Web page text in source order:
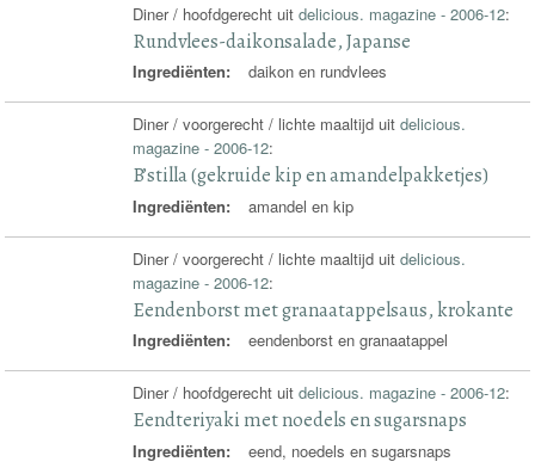
Diner / hoofdgerecht uitdelicious. magazine - 2006-12:
Rundvlees-daikonsalade, Japanse
Ingrediënten: daikon en rundvlees
Diner / voorgerecht / lichte maaltijd uitdelicious.
magazine - 2006-12:
B’stilla (gekruide kip en amandelpakketjes)
Ingrediënten: amandel en kip
Diner / voorgerecht / lichte maaltijd uitdelicious.
magazine - 2006-12:
Eendenborst met granaatappelsaus, krokante
Ingrediënten: eendenborst en granaatappel
Diner / hoofdgerecht uitdelicious. magazine - 2006-12:
Eendteriyaki met noedels en sugarsnaps
Ingrediënten: eend, noedels en sugarsnaps